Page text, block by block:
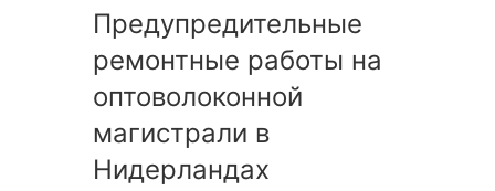
Предупредительные
ремонтные работы на
оптоволоконной
магистрали в
Нидерландах